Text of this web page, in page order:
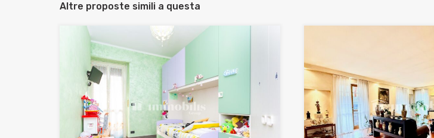
Altre proposte simili a questa